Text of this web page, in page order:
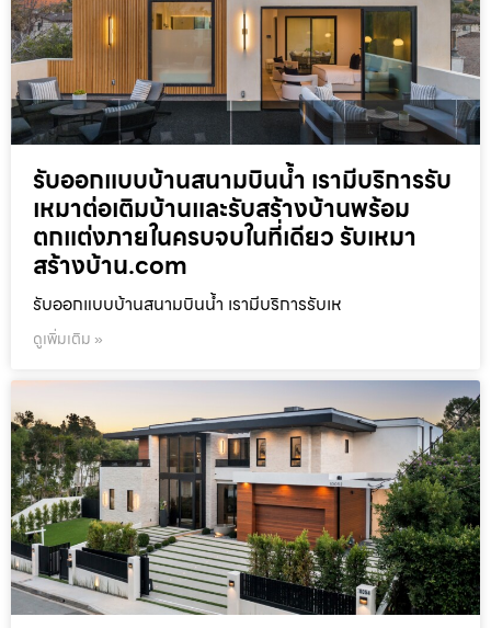
รับออกแบบบ้านสนามบินน้ำ เรามีบริการรับ
เหมาต่อเติมบ้านและรับสร้างบ้านพร้อม
ตกแต่งภายในครบจบในที่เดียว รับเหมา
สร้างบ้าน.com
รับออกแบบบ้านสนามบินน้ำ เรามีบริการรับเห
ดูเพิ่มเติม »